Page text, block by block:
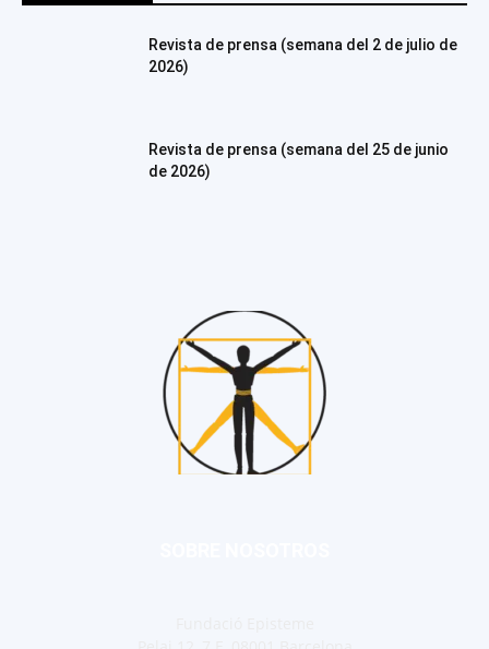
Revista de prensa (semana del 2 de julio de
2026)
Revista de prensa (semana del 25 de junio
de 2026)